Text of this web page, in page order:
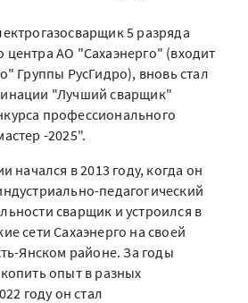
5 разряда
центра АО "Сахаэнерго" (входит
Группы РусГидро), вновь стал
"Лучший сварщик"
профессионального
-2025".
начался в 2013 году, когда он
педагогический
сварщик и устроился в
сети Сахаэнерго на своей
Янском районе. За годы
опыт в разных
году он стал